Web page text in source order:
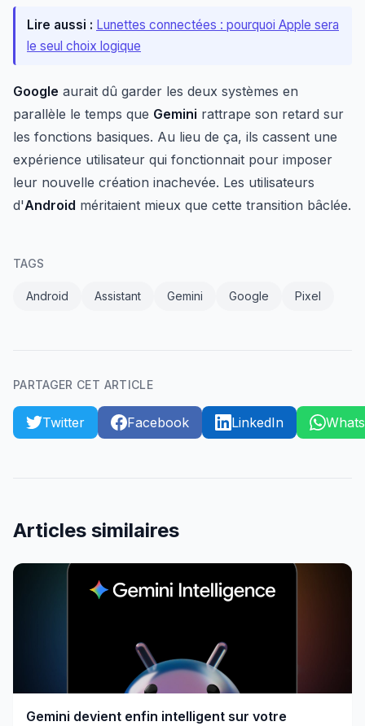
Lire aussi : Lunettes connectées : pourquoi Apple sera
le seul choix logique
Google aurait dû garder les deux systèmes en
parallèle le temps que Gemini rattrape son retard sur
les fonctions basiques. Au lieu de ça, ils cassent une
expérience utilisateur qui fonctionnait pour imposer
leur nouvelle création inachevée. Les utilisateurs
d'Android méritaient mieux que cette transition bâclée.
TAGS
Android Assistant Gemini Google Pixel
PARTAGER CET ARTICLE
Twitter Facebook LinkedIn
Articles similaires
Gemini devient enfin intelligent sur votre